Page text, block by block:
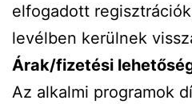
elfogadott
levélben kerülnek
Árak/fizetési
Az alkalmi programok